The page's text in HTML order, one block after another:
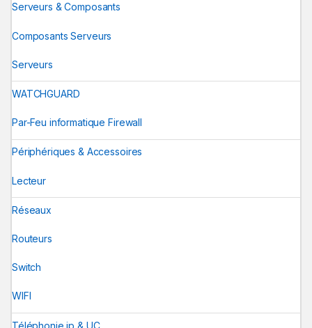
Serveurs & Composants
Composants Serveurs
Serveurs
WATCHGUARD
Par-Feu informatique Firewall
Périphériques & Accessoires
Lecteur
Réseaux
Routeurs
Switch
WIFI
Téléphonie ip & UC